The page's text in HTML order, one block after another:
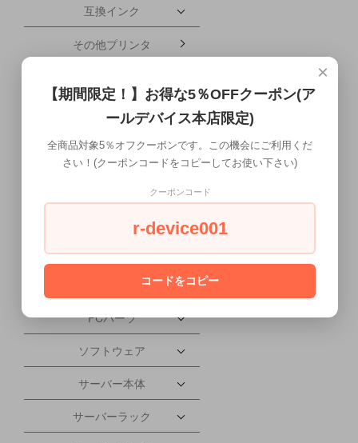
互換インク
その他プリンタ
携帯電話・タブレット
配送について
会社概要
PCパーツ
ソフトウェア
サーバー本体
サーバーラック
×
【期間限定！】お得な5％OFFクーポン(ア
ールデバイス本店限定)
全商品対象5％オフクーポンです。この機会にご利用くだ
さい！(クーポンコードをコピーしてお使い下さい)
クーポンコード
r-device001
コードをコピー